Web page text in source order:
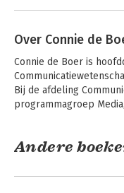
Over Connie de
Connie de Boer is
Bij de afdeling
programmagroep
Andere